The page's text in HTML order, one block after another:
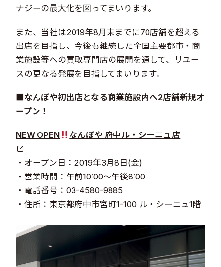
ナジーの最大化を図ってまいります。
また、当社は2019年8月末までに70店舗を超える
出店を目指し、今後も継続した全国主要都市・商
業施設等への買取専門店の展開を通して、リユー
スの更なる発展を目指してまいります。
■なんぼや初出店となる商業施設内へ2店舗新規オ
ープン！
NEW OPEN なんぼや 府中ル・シーニュ店
・オープン日：2019年3月8日(金)
・営業時間：午前10:00～午後8:00
・電話番号：03-4580-9885
・住所：東京都府中市宮町1-100 ル・シーニュ1階